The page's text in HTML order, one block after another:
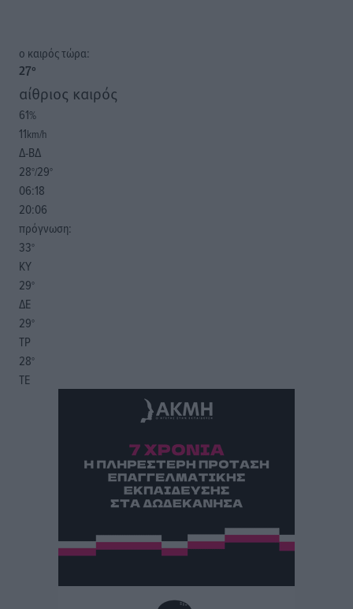
o καιρός τώρα:
27°
αίθριος καιρός
61%
11km/h
Δ-ΒΔ
28°/29°
06:18
20:06
πρόγνωση:
33°
ΚΥ
29°
ΔΕ
29°
ΤΡ
28°
ΤΕ